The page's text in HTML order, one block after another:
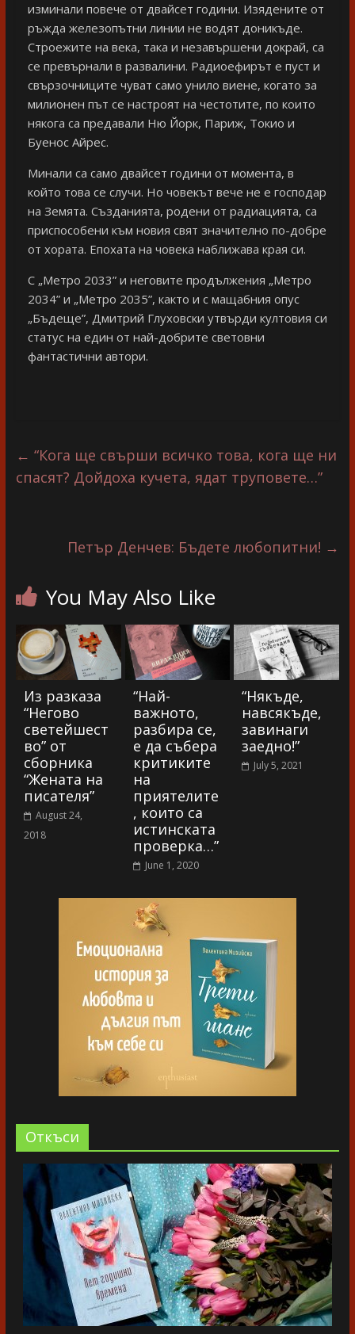
изминали повече от двайсет години. Изядените от
ръжда железопътни линии не водят доникъде.
Строежите на века, така и незавършени докрай, са
се превърнали в развалини. Радиоефирът е пуст и
свързочниците чуват само унило виене, когато за
милионен път се настроят на честотите, по които
някога са предавали Ню Йорк, Париж, Токио и
Буенос Айрес.
Минали са само двайсет години от момента, в
който това се случи. Но човекът вече не е господар
на Земята. Създанията, родени от радиацията, са
приспособени към новия свят значително по-добре
от хората. Епохата на човека наближава края си.
С „Метро 2033” и неговите продължения „Метро
2034” и „Метро 2035”, както и с мащабния опус
„Бъдеще”, Дмитрий Глуховски утвърди култовия си
статус на един от най-добрите световни
фантастични автори.
← “Кога ще свърши всичко това, кога ще ни
спасят? Дойдоха кучета, ядат труповете…”
Петър Денчев: Бъдете любопитни! →
You May Also Like
Из разказа
“Негово
светейшест
во” от
сборника
“Жената на
писателя”
August 24,
2018
“Най-
важното,
разбира се,
е да събера
критиките
на
приятелите
, които са
истинската
проверка…”
June 1, 2020
“Някъде,
навсякъде,
завинаги
заедно!”
July 5, 2021
Oткъси